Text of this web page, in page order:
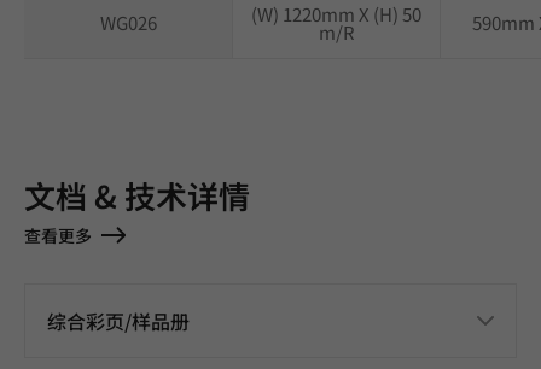
WG026 (W) 1220mm X (H) 50
m/R 590mm
文档 & 技术详情
查看更多
综合彩页/样品册